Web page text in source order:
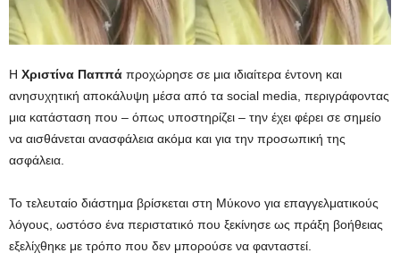
Η Χριστίνα Παππά προχώρησε σε μια ιδιαίτερα έντονη και
ανησυχητική αποκάλυψη μέσα από τα social media, περιγράφοντας
μια κατάσταση που – όπως υποστηρίζει – την έχει φέρει σε σημείο
να αισθάνεται ανασφάλεια ακόμα και για την προσωπική της
ασφάλεια.
Το τελευταίο διάστημα βρίσκεται στη Μύκονο για επαγγελματικούς
λόγους, ωστόσο ένα περιστατικό που ξεκίνησε ως πράξη βοήθειας
εξελίχθηκε με τρόπο που δεν μπορούσε να φανταστεί.